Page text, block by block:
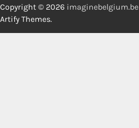
Copyright © 2026 imaginebelgium.be
Artify Themes.